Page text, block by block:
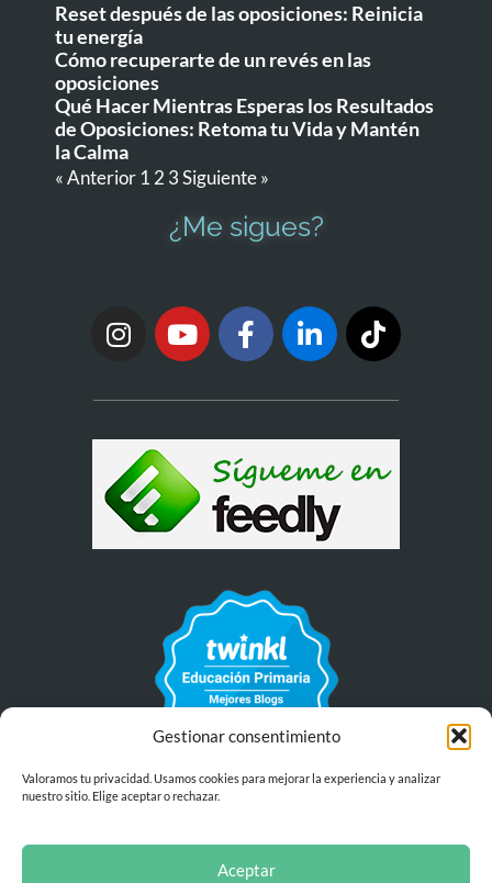
Gestionar consentimiento
Valoramos tu privacidad. Usamos cookies para mejorar la experiencia y analizar
nuestro sitio. Elige aceptar o rechazar.
Aceptar
Reset después de las oposiciones: Reinicia
tu energía
Cómo recuperarte de un revés en las
oposiciones
Qué Hacer Mientras Esperas los Resultados
de Oposiciones: Retoma tu Vida y Mantén
la Calma
« Anterior 1 2 3Siguiente »
¿Me sigues?